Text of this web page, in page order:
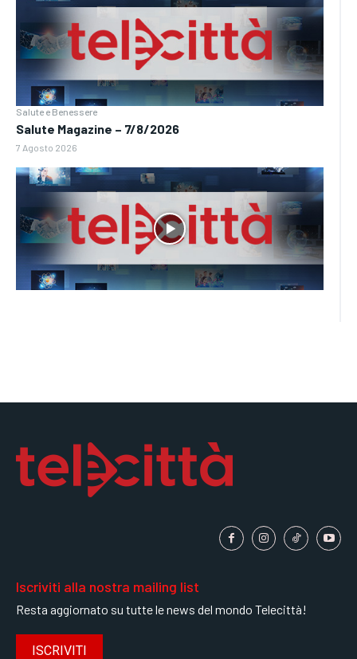
Salute e Benessere
Salute Magazine – 7/8/2026
7 Agosto 2026
Iscriviti alla nostra mailing list
Resta aggiornato su tutte le news del mondo Telecittà!
ISCRIVITI